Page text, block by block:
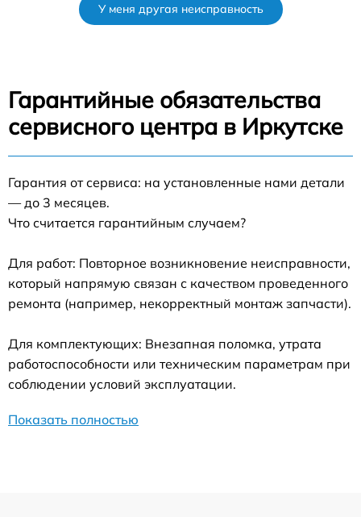
У меня другая неисправность
Гарантийные обязательства
сервисного центра в Иркутске
Гарантия от сервиса: на установленные нами детали
— до 3 месяцев.
Что считается гарантийным случаем?
Для работ: Повторное возникновение неисправности,
который напрямую связан с качеством проведенного
ремонта (например, некорректный монтаж запчасти).
Для комплектующих: Внезапная поломка, утрата
работоспособности или техническим параметрам при
соблюдении условий эксплуатации.
Показать полностью